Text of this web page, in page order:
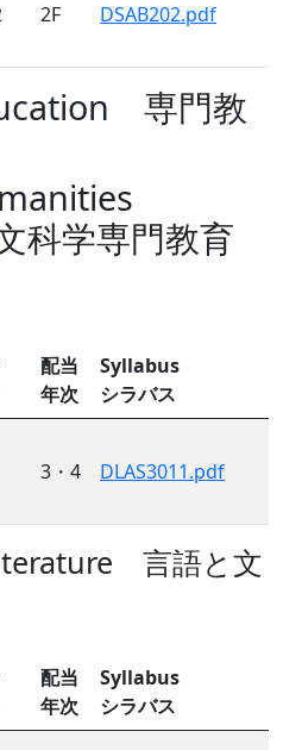
2F DSAB202.pdf
専門教
学専門教育
配当
年次
Syllabus
シラバス
3・4 DLAS3011.pdf
言語と文
配当
年次
Syllabus
シラバス